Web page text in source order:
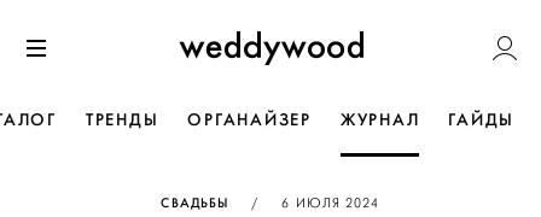
к содержанию
Weddywood
ТРЕНДЫ ОРГАНАЙЗЕР ЖУРНАЛ ГАЙДЫ
СВАДЬБЫ / ОПУБЛИКОВАНО
6 ИЮЛЯ 2024